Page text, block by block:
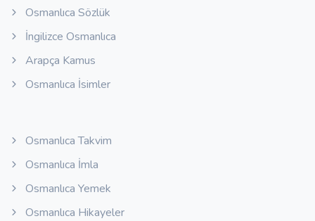
Osmanlıca Sözlük
İngilizce Osmanlıca
Arapça Kamus
Osmanlıca İsimler
Osmanlıca Takvim
Osmanlıca İmla
Osmanlıca Yemek
Osmanlıca Hikayeler